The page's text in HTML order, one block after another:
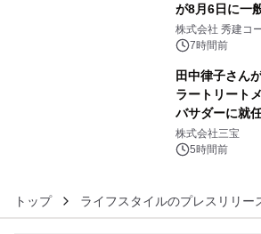
が8月6日に一
大興奮が今甦
株式会社 秀建コ
アートギャラリー
7時間前
田中律子さん
ラートリート
バサダーに就
株式会社三宝
5時間前
トップ ライフスタイルのプレスリリー